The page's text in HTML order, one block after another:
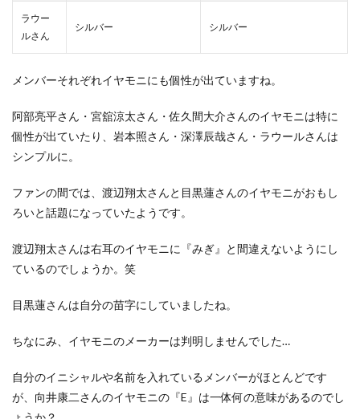
ラウー
ルさん
シルバー シルバー
メンバーそれぞれイヤモニにも個性が出ていますね。
阿部亮平さん・宮舘涼太さん・佐久間大介さんのイヤモニは特に
個性が出ていたり、岩本照さん・深澤辰哉さん・ラウールさんは
シンプルに。
ファンの間では、渡辺翔太さんと目黒蓮さんのイヤモニがおもし
ろいと話題になっていたようです。
渡辺翔太さんは右耳のイヤモニに『みぎ』と間違えないようにし
ているのでしょうか。笑
目黒蓮さんは自分の苗字にしていましたね。
ちなにみ、イヤモニのメーカーは判明しませんでした…
自分のイニシャルや名前を入れているメンバーがほとんどです
が、向井康二さんのイヤモニの『E』は一体何の意味があるのでし